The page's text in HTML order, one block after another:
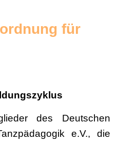
für
des Deutschen
e.V., die